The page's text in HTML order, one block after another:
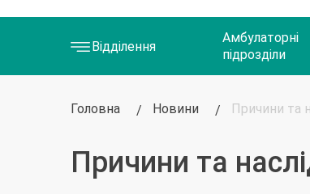
Відділення
Амбулаторні
підрозділи
Головна Новини Причини та
Причини та